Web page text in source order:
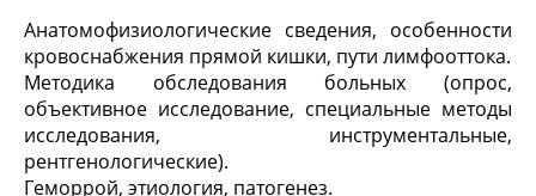
Анатомофизиологические сведения, особенности
кровоснабжения прямой кишки, пути лимфооттока.
Методика обследования больных (опрос,
объективное исследование, специальные методы
исследования, инструментальные,
рентгенологические).
Геморрой, этиология, патогенез.